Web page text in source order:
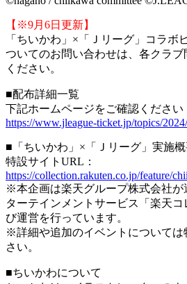
【※9月6日更新】
「ちいかわ」×「Ｊリーグ」コラボ
ついてのお問い合わせは、各クラ
ください。
■配布詳細一覧
下記ホームページをご確認くださ
https://www.jleague-ticket.jp/topics/
■「ちいかわ」×「Ｊリーグ」実施
特設サイトURL：
https://collection.rakuten.co.jp/feature/
※本企画は楽天グループ株式会社が
ターテインメントサービス「楽天
び運営を行っています。
※詳細や追加のイベントについては
さい。
■ちいかわについて